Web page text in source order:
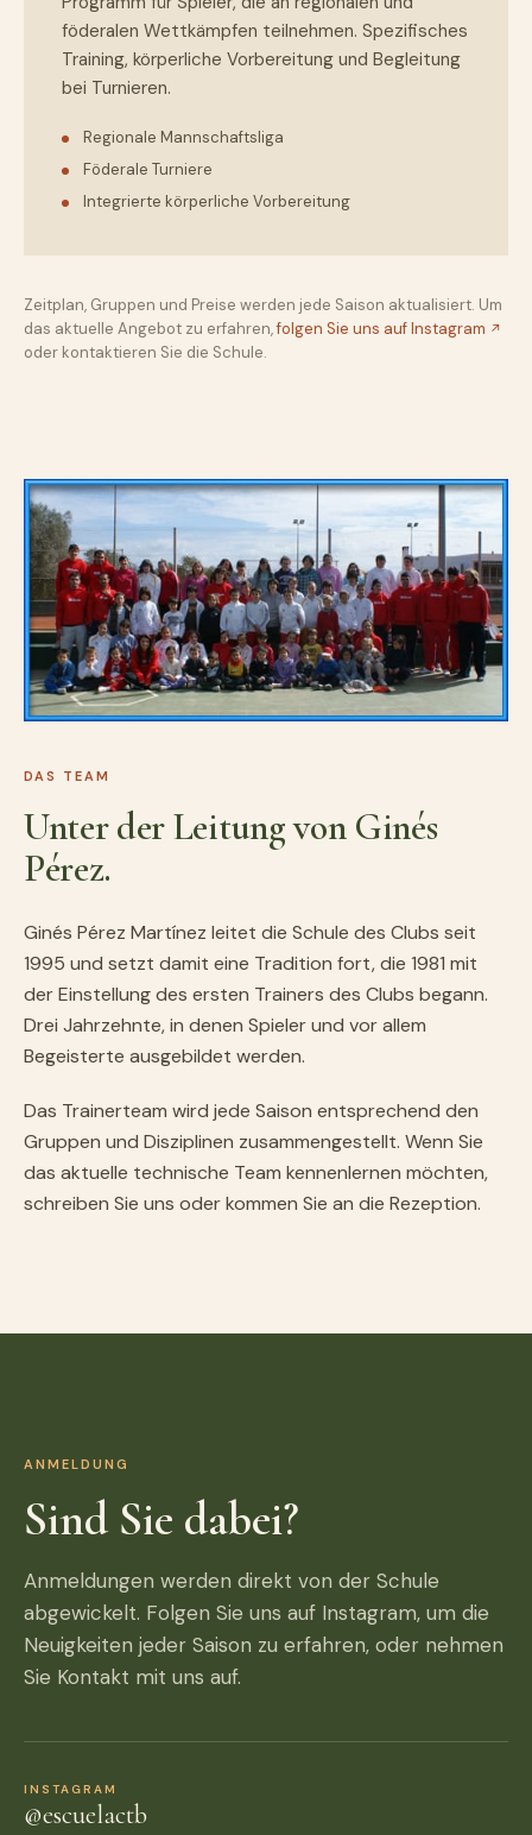
föderalen Wettkämpfen teilnehmen. Spezifisches
Training, körperliche Vorbereitung und Begleitung
bei Turnieren.
Regionale Mannschaftsliga
Föderale Turniere
Integrierte körperliche Vorbereitung
Zeitplan, Gruppen und Preise werden jede Saison aktualisiert. Um
das aktuelle Angebot zu erfahren,folgen Sie uns auf Instagram
oder kontaktieren Sie die Schule.
DAS TEAM
Unter der Leitung von Ginés
Pérez.
Ginés Pérez Martínez leitet die Schule des Clubs seit
1995 und setzt damit eine Tradition fort, die 1981 mit
der Einstellung des ersten Trainers des Clubs begann.
Drei Jahrzehnte, in denen Spieler und vor allem
Begeisterte ausgebildet werden.
Das Trainerteam wird jede Saison entsprechend den
Gruppen und Disziplinen zusammengestellt. Wenn Sie
das aktuelle technische Team kennenlernen möchten,
schreiben Sie uns oder kommen Sie an die Rezeption.
ANMELDUNG
Sind Sie dabei?
Anmeldungen werden direkt von der Schule
abgewickelt. Folgen Sie uns auf Instagram, um die
Neuigkeiten jeder Saison zu erfahren, oder nehmen
Sie Kontakt mit uns auf.
INSTAGRAM
@escuelactb